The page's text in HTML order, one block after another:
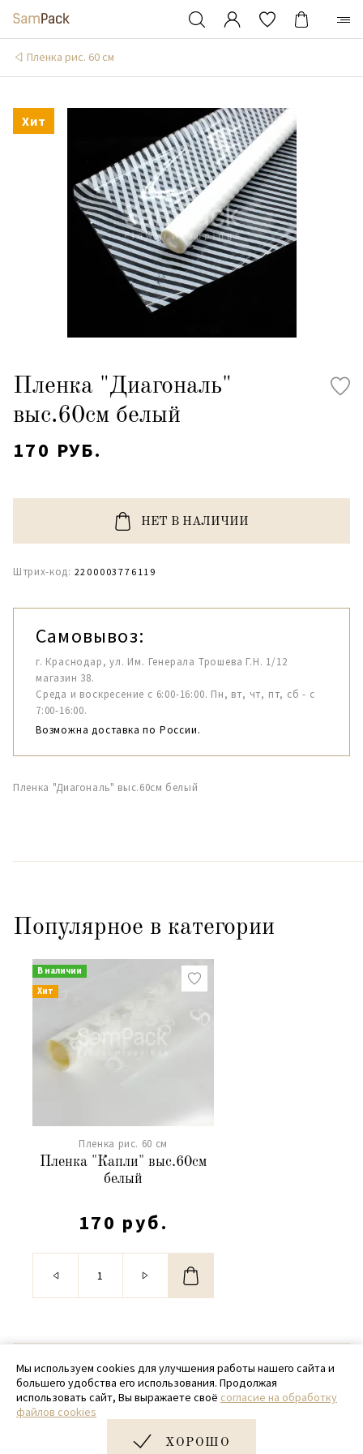
Пленка рис. 60 см
Хит
Пленка "Диагональ"
выс.60см белый
170 РУБ.
НЕТ В НАЛИЧИИ
Штрих-код: 2200003776119
Самовывоз:
г. Краснодар, ул. Им. Генерала Трошева Г.Н. 1/12
магазин 38.
Среда и воскресение с 6:00-16:00. Пн, вт, чт, пт, сб - с
7:00-16:00.
Возможна доставка по России.
Пленка "Диагональ" выс.60см белый
Популярное в категории
В наличии
Хит
Пленка рис. 60 см
Пленка "Капли" выс.60см
белый
170 руб.
© 2020 - 2026 SamPack
+ 7 (918) 699-97-87
zakaz@sampack.store
Мы используем cookies для улучшения работы нашего сайта и
большего удобства его использования. Продолжая
использовать сайт, Вы выражаете своё согласие на обработку
файлов cookies
ХОРОШО